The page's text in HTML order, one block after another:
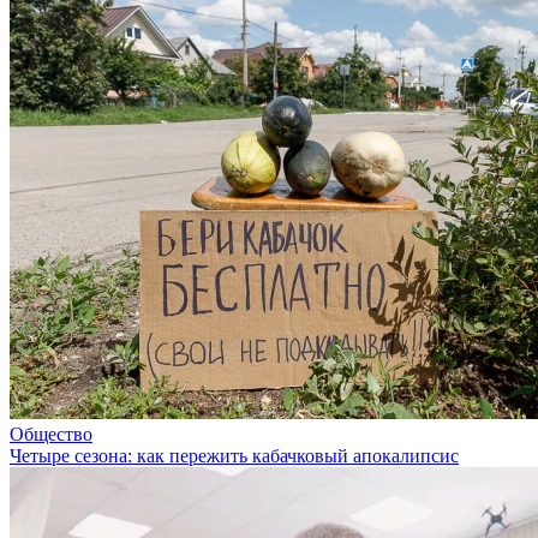
Общество
Четыре сезона: как пережить кабачковый апокалипсис